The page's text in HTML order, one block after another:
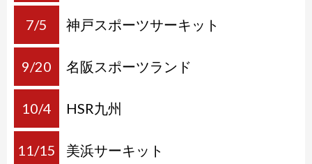
7/5 神戸スポーツサーキット
9/20 名阪スポーツランド
10/4 HSR九州
11/15 美浜サーキット